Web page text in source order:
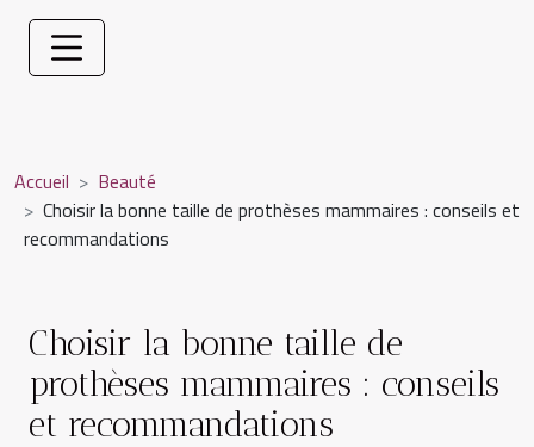
Accueil
Beauté
Choisir la bonne taille de prothèses mammaires : conseils et
recommandations
Choisir la bonne taille de
prothèses mammaires : conseils
et recommandations